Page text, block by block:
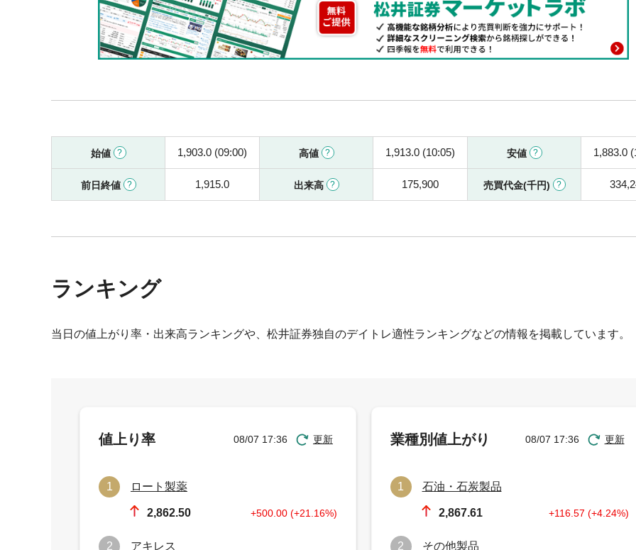
始値 1,903.0 (09:00) 高値 1,913.0 (10:05) 安値 1,883.0
前日終値 1,915.0 出来高 175,900 売買代金(千円)
ランキング
当日の値上がり率・出来高ランキングや、松井証券独自のデイトレ適性ランキングなどの情報を掲載しています。